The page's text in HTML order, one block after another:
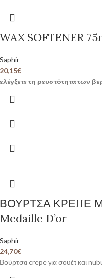
WAX SOFTENER
Saphir
20,15€
ελέγξετε τη ρευστότητα των
ΒΟΥΡΤΣΑ ΚΡΕΠΕ
Medaille D’or
Saphir
24,70€
Βούρτσα crepe για σουέτ και